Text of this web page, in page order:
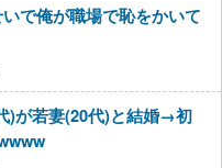
で俺が職場で恥をかいて
)が若妻(20代)と結婚→初